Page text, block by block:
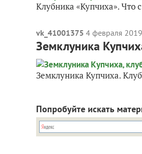
Клубника «Купчиха». Что
vk_41001375 4 февраля
Земклуника
Земклуника Купчиха.
Попробуйте искать